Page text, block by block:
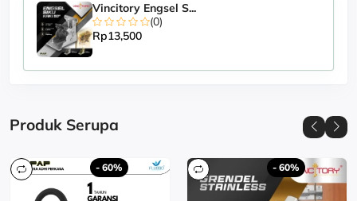
Vincitory Engsel S...
(0)
Rp13,500
Produk Serupa
- 60% - 60%